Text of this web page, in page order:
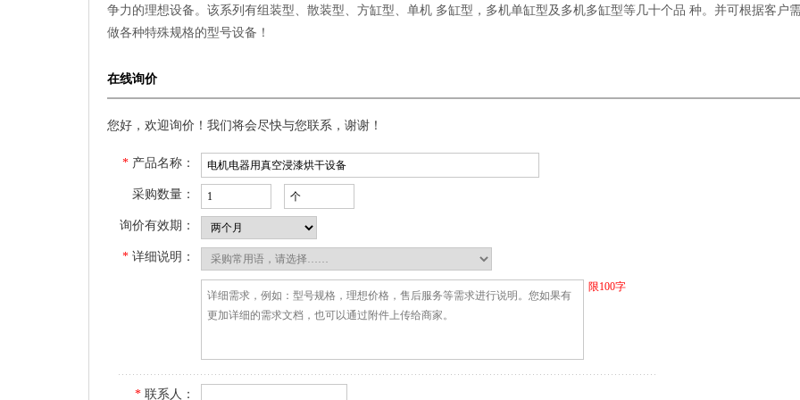
争力的理想设备。该系列有组装型、散装型、方缸型、单机 多缸型，多机单缸型及多机多缸型等几十个品 种。并可根据客户
做各种特殊规格的型号设备！
在线询价
您好，欢迎询价！我们将会尽快与您联系，谢谢！
* 产品名称：
采购数量：
询价有效期：
* 详细说明：
限100字
* 联系人：